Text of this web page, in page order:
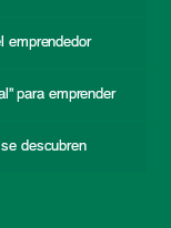
emprendedor
para emprender
descubren